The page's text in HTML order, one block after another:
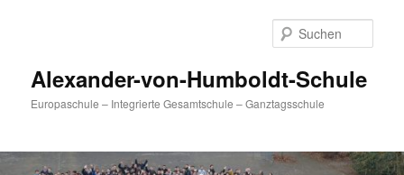
Alexander-von-Humboldt-Schule
Europaschule – Integrierte Gesamtschule – Ganztagsschule